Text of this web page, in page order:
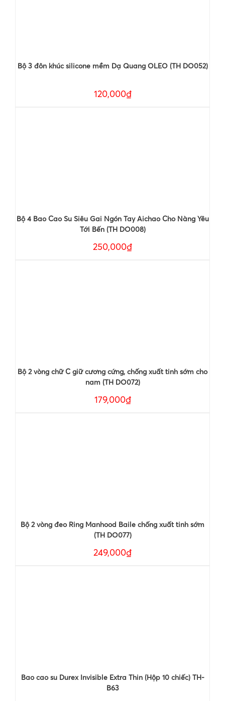
Bộ 3 đôn khúc silicone mềm Dạ Quang OLEO (TH DO052)
120,000₫
Bộ 4 Bao Cao Su Siêu Gai Ngón Tay Aichao Cho Nàng Yêu
Tới Bến (TH DO008)
250,000₫
Bộ 2 vòng chữ C giữ cương cứng, chống xuất tinh sớm cho
nam (TH DO072)
179,000₫
Bộ 2 vòng đeo Ring Manhood Baile chống xuất tinh sớm
(TH DO077)
249,000₫
Bao cao su Durex Invisible Extra Thin (Hộp 10 chiếc) TH-
B63